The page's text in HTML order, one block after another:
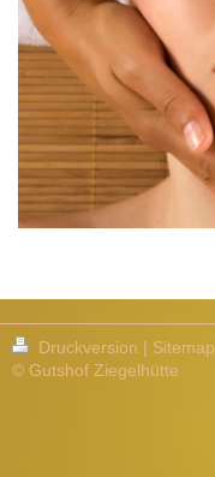
Druckversion | Sitemap
© Gutshof Ziegelhütte